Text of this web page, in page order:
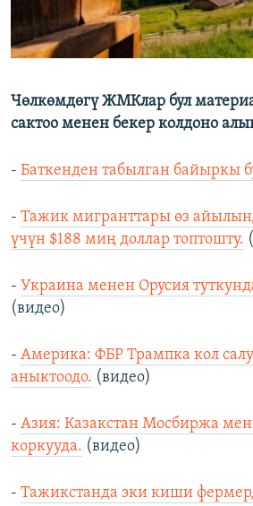
Чөлкөмдөгү ЖМКлар бул
сактоо менен бекер колдоно
- Баткенден табылган байыркы
- Тажик мигранттары өз
үчүн $188 миң доллар топтошту.
- Украина менен Орусия
(видео)
- Америка: ФБР Трампка кол
аныктоодо. (видео)
- Азия: Казакстан Мосбиржа
коркууда. (видео)
- Тажикстанда эки киши